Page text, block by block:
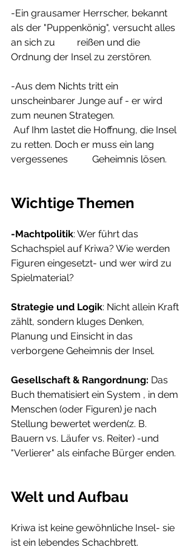
-Ein grausamer Herrscher, bekannt
als der "Puppenkönig", versucht alles
an sich zu         reißen und die
Ordnung der Insel zu zerstören.
-Aus dem Nichts tritt ein
unscheinbarer Junge auf - er wird
zum neunen Strategen.
zu retten. Doch er muss ein lang
vergessenes          Geheimnis lösen.
Wichtige Themen
-Machtpolitik: Wer führt das
Schachspiel auf Kriwa? Wie werden
Figuren eingesetzt- und wer wird zu
Spielmaterial?
Strategie und Logik: Nicht allein Kraft
zählt, sondern kluges Denken,
Planung und Einsicht in das
verborgene Geheimnis der Insel.
Gesellschaft & Rangordnung: Das
Buch thematisiert ein System , in dem
Menschen (oder Figuren) je nach
Stellung bewertet werden(z. B.
Bauern vs. Läufer vs. Reiter) -und
"Verlierer" als einfache Bürger enden.
Welt und Aufbau
Kriwa ist keine gewöhnliche Insel- sie
ist ein lebendes Schachbrett.